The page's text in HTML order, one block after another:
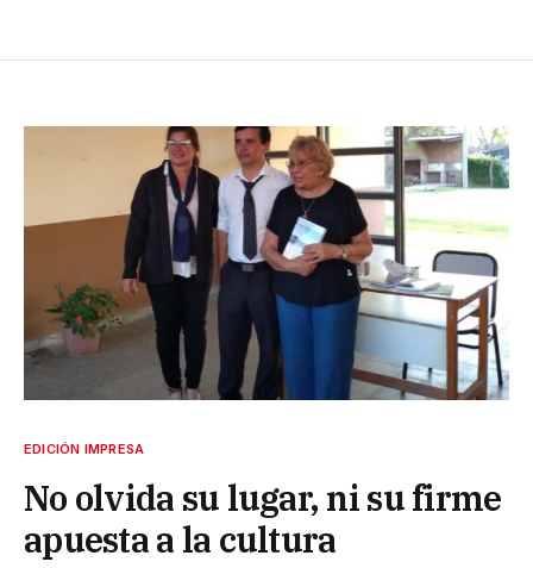
EDICIÓN IMPRESA
No olvida su lugar, ni su firme
apuesta a la cultura